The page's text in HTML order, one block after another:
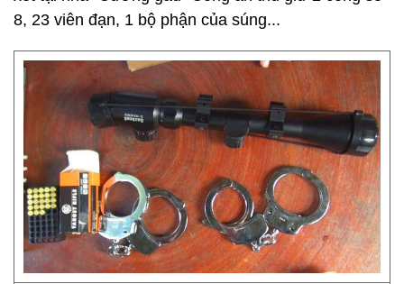
8, 23 viên đạn, 1 bộ phận của súng...